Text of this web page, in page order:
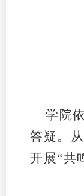
学院
答疑。
开展“共